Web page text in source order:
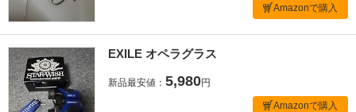
Amazonで購入
EXILE オペラグラス
新品最安値： 5,980円
Amazonで購入